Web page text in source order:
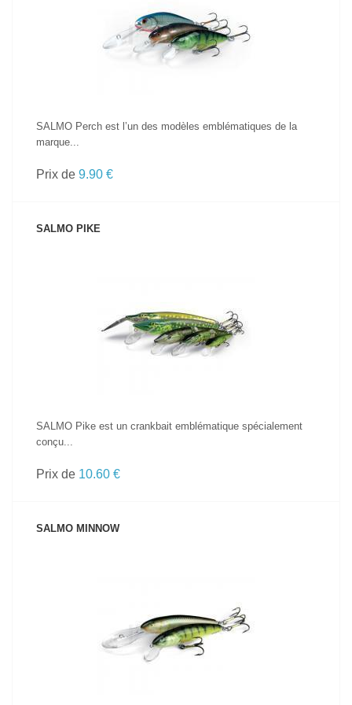
VOIR LE PRODUIT
SALMO Perch est l’un des modèles emblématiques de la
marque...
Prix de 9.90 €
SALMO PIKE
VOIR LE PRODUIT
SALMO Pike est un crankbait emblématique spécialement
conçu...
Prix de 10.60 €
SALMO MINNOW